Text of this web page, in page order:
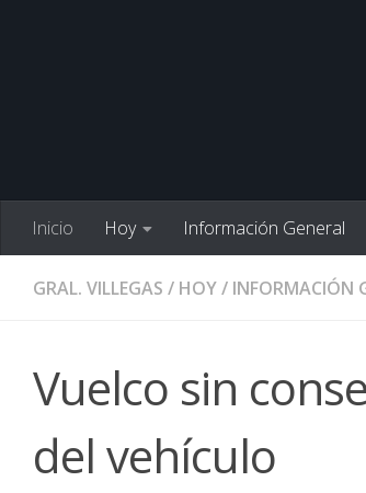
Inicio Hoy Información General
GRAL. VILLEGAS / HOY/ INFORMACIÓN
Vuelco sin
del vehículo